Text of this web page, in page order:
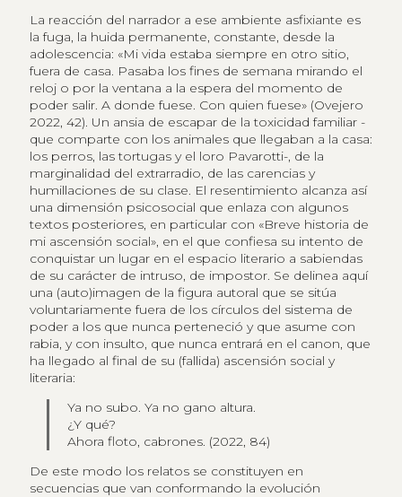
La reacción del narrador a ese ambiente asfixiante es
la fuga, la huida permanente, constante, desde la
adolescencia: «Mi vida estaba siempre en otro sitio,
fuera de casa. Pasaba los fines de semana mirando el
reloj o por la ventana a la espera del momento de
poder salir. A donde fuese. Con quien fuese» (Ovejero
2022, 42). Un ansia de escapar de la toxicidad familiar -
que comparte con los animales que llegaban a la casa:
los perros, las tortugas y el loro Pavarotti-, de la
marginalidad del extrarradio, de las carencias y
humillaciones de su clase. El resentimiento alcanza así
una dimensión psicosocial que enlaza con algunos
textos posteriores, en particular con «Breve historia de
mi ascensión social», en el que confiesa su intento de
conquistar un lugar en el espacio literario a sabiendas
de su carácter de intruso, de impostor. Se delinea aquí
una (auto)imagen de la figura autoral que se sitúa
voluntariamente fuera de los círculos del sistema de
poder a los que nunca perteneció y que asume con
rabia, y con insulto, que nunca entrará en el canon, que
ha llegado al final de su (fallida) ascensión social y
literaria:
Ya no subo. Ya no gano altura.
¿Y qué?
Ahora floto, cabrones. (2022, 84)
De este modo los relatos se constituyen en
secuencias que van conformando la evolución